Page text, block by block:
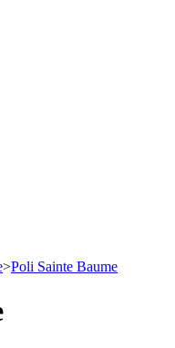
>Poli Sainte Baume